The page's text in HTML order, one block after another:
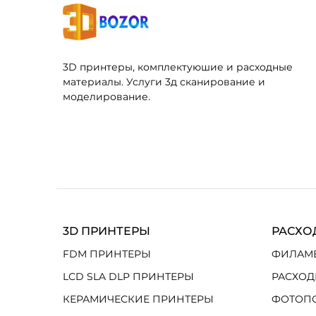
3D принтеры, комплектуюшие и расходные
материалы. Услуги 3д сканирование и
моделирование.
3D ПРИНТЕРЫ
FDM ПРИНТЕРЫ
LCD SLA DLP ПРИНТЕРЫ
КЕРАМИЧЕСКИЕ ПРИНТЕРЫ